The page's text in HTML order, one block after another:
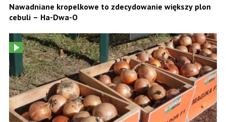
Nawadniane kropelkowe to zdecydowanie większy plon
cebuli – Ha-Dwa-O